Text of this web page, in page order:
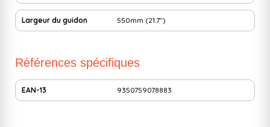
Largeur du guidon 550mm (21.7")
Références spécifiques
EAN-13 9350759078883